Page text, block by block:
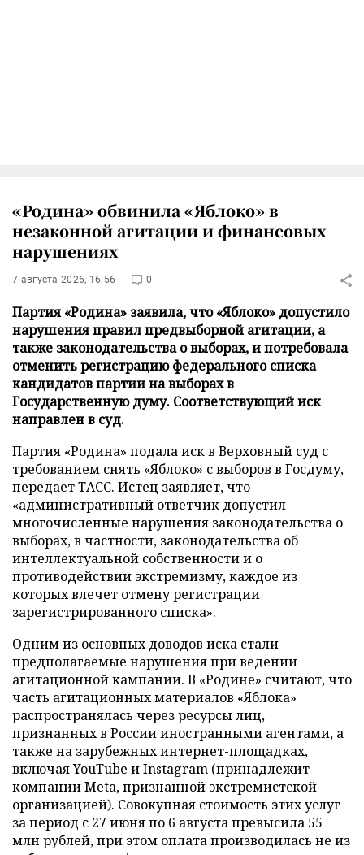
«Родина» обвинила «Яблоко» в
незаконной агитации и финансовых
нарушениях
7 августа 2026, 16:56 0
Партия «Родина» заявила, что «Яблоко» допустило
нарушения правил предвыборной агитации, а
также законодательства о выборах, и потребовала
отменить регистрацию федерального списка
кандидатов партии на выборах в
Государственную думу. Соответствующий иск
направлен в суд.
Партия «Родина» подала иск в Верховный суд с
требованием снять «Яблоко» с выборов в Госдуму,
передаетТАСС. Истец заявляет, что
«административный ответчик допустил
многочисленные нарушения законодательства о
выборах, в частности, законодательства об
интеллектуальной собственности и о
противодействии экстремизму, каждое из
которых влечет отмену регистрации
зарегистрированного списка».
Одним из основных доводов иска стали
предполагаемые нарушения при ведении
агитационной кампании. В «Родине» считают, что
часть агитационных материалов «Яблока»
распространялась через ресурсы лиц,
признанных в России иностранными агентами, а
также на зарубежных интернет-площадках,
включая YouTube и Instagram (принадлежит
компании Meta, признанной экстремистской
организацией). Совокупная стоимость этих услуг
за период с 27 июня по 6 августа превысила 55
млн рублей, при этом оплата производилась не из